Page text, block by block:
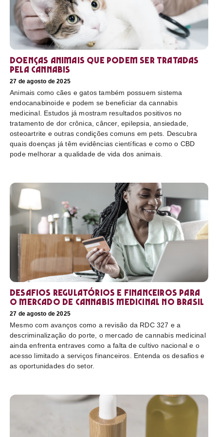
Doenças animais que podem ser tratadas
pela cannabis
27 de agosto de 2025
Animais como cães e gatos também possuem sistema
endocanabinoide e podem se beneficiar da cannabis
medicinal. Estudos já mostram resultados positivos no
tratamento de dor crônica, câncer, epilepsia, ansiedade,
osteoartrite e outras condições comuns em pets. Descubra
quais doenças já têm evidências científicas e como o CBD
pode melhorar a qualidade de vida dos animais.
Desafios regulatórios e financeiros para
o mercado de cannabis medicinal no Brasil
27 de agosto de 2025
Mesmo com avanços como a revisão da RDC 327 e a
descriminalização do porte, o mercado de cannabis medicinal
ainda enfrenta entraves como a falta de cultivo nacional e o
acesso limitado a serviços financeiros. Entenda os desafios e
as oportunidades do setor.